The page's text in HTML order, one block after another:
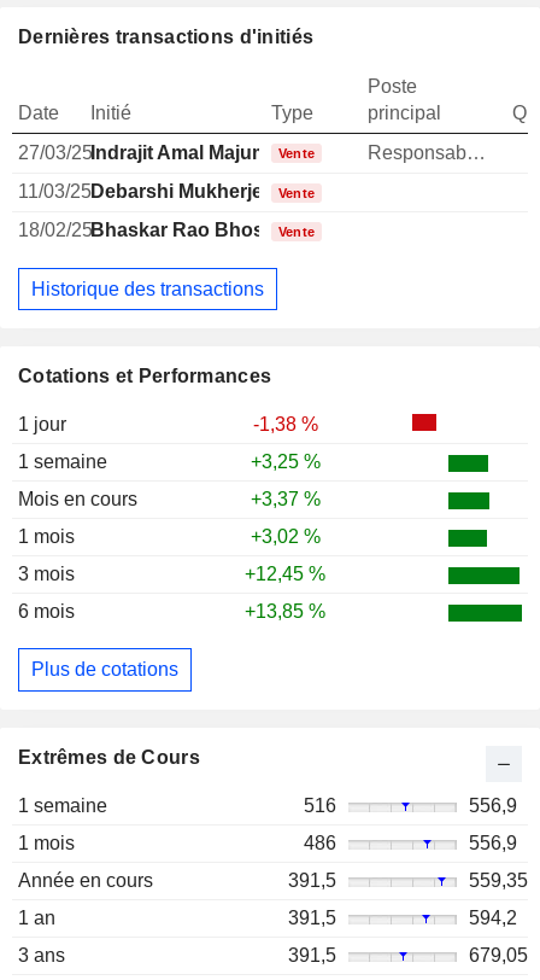
Cotations et Performances
1 jour
-1,38 %
1 semaine
+3,25 %
Mois en cours
+3,37 %
1 mois
+3,02 %
3 mois
+12,45 %
6 mois
+13,85 %
Plus de cotations
Extrêmes de Cours
1 semaine 516
556,9
1 mois
486
556,9
Année en cours
391,5
559,35
1 an
391,5
594,2
3 ans
391,5
679,05
Dernières transactions d'initiés
Date Initié Type
Poste
principal
27/03/25Indrajit Amal Majumdar
Vente
Responsable ventes & marketing
11/03/25Debarshi Mukherjee Vente
18/02/25Bhaskar Rao Bhosale Dilip
Vente
Historique des transactions